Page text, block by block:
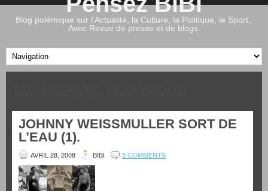
Blog polémique sur l'Actualité, la Culture, la Politique, le Sport,.
Avec Revue de presse et de blogs.
JOHNNY WEISSMULLER SORT DE
L’EAU (1).
AVRIL 28, 2008 BIBI 5 COMMENTS